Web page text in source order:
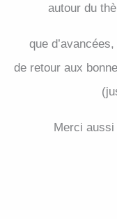
autour du
que
de retour aux
Merci